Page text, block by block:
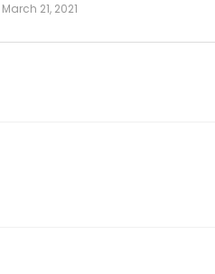
March 21, 2021